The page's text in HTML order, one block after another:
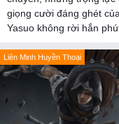
giọng cười đáng ghét
Yasuo không rời hắn
Liên Minh Huyền Thoại